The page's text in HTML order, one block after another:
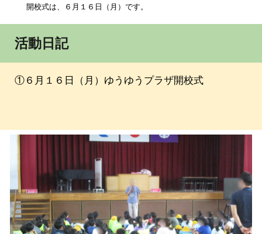
開校式は、６月１６日（月）です。
活動日記
①６月１６日（月）ゆうゆうプラザ開校式